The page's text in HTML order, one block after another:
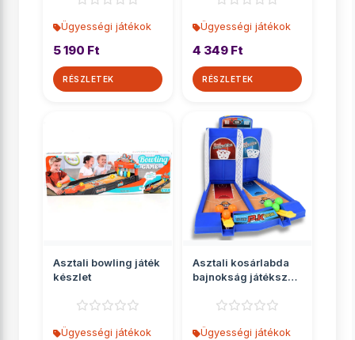
Ügyességi játékok
5 190 Ft
RÉSZLETEK
Ügyességi játékok
4 349 Ft
RÉSZLETEK
Asztali bowling játék
készlet
Ügyességi játékok
Asztali kosárlabda
bajnokság játékszett
Ügyességi játékok